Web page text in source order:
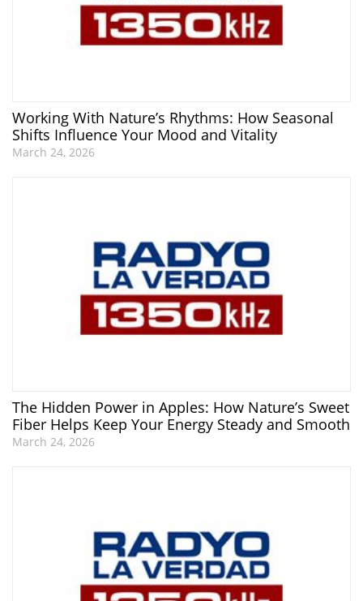
Working With Nature’s Rhythms: How Seasonal
Shifts Influence Your Mood and Vitality
March 24, 2026
The Hidden Power in Apples: How Nature’s Sweet
Fiber Helps Keep Your Energy Steady and Smooth
March 24, 2026